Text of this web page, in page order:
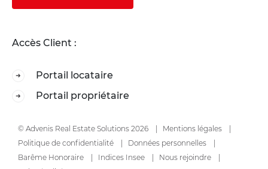
Accès Client :
Portail locataire
Portail propriétaire
© Advenis Real Estate Solutions 2026
Mentions légales
Politique de confidentialité
Données personnelles
Barême Honoraire
Indices Insee
Nous rejoindre